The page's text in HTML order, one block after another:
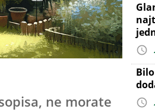
ne morate